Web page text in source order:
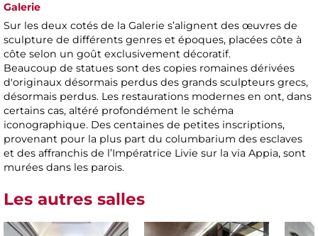
Galerie
Sur les deux cotés de la Galerie s’alignent des œuvres de
sculpture de différents genres et époques, placées côte à
côte selon un goût exclusivement décoratif.
Beaucoup de statues sont des copies romaines dérivées
d'originaux désormais perdus des grands sculpteurs grecs,
désormais perdus. Les restaurations modernes en ont, dans
certains cas, altéré profondément le schéma
iconographique. Des centaines de petites inscriptions,
provenant pour la plus part du columbarium des esclaves
et des affranchis de l’Impératrice Livie sur la via Appia, sont
murées dans les parois.
Les autres salles